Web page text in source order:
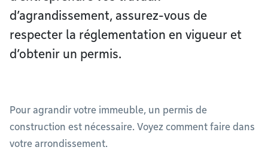
d’agrandissement, assurez-vous de
respecter la réglementation en vigueur et
d’obtenir un permis.
Pour agrandir votre immeuble, un permis de
construction est nécessaire. Voyez comment faire dans
votre arrondissement.